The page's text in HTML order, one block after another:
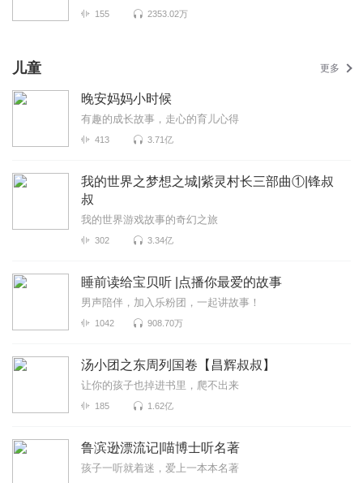
155 2353.02万
儿童 更多
晚安妈妈小时候
有趣的成长故事，走心的育儿心得
413 3.71亿
我的世界之梦想之城|紫灵村长三部曲①|锋叔
叔
我的世界游戏故事的奇幻之旅
302 3.34亿
睡前读给宝贝听 |点播你最爱的故事
男声陪伴，加入乐粉团，一起讲故事！
1042 908.70万
汤小团之东周列国卷【昌辉叔叔】
让你的孩子也掉进书里，爬不出来
185 1.62亿
鲁滨逊漂流记|喵博士听名著
孩子一听就着迷，爱上一本本名著